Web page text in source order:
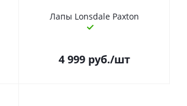
Лапы Lonsdale Paxton
4 999 руб./шт